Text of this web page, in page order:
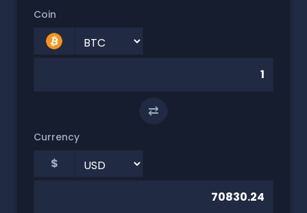
Coin
⇄
Currency
$